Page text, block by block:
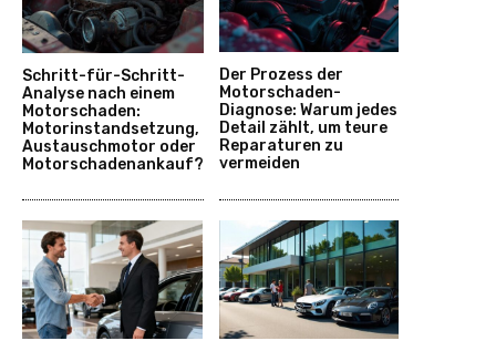
Schritt-für-Schritt-
Analyse nach einem
Motorschaden:
Motorinstandsetzung,
Austauschmotor oder
Motorschadenankauf?
Der Prozess der
Motorschaden-
Diagnose: Warum jedes
Detail zählt, um teure
Reparaturen zu
vermeiden